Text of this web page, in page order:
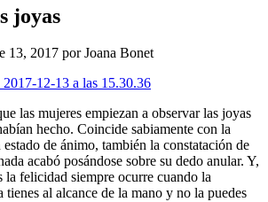
joyas
13, 2017 por Joana Bonet
las mujeres empiezan a observar las joyas
hecho. Coin­cide sabiamente con la
de ánimo, también la consta­tación de
acabó posándose sobre su dedo anular. Y,
la felicidad siempre ocurre cuando la
tienes al alcance de la mano y no la puedes